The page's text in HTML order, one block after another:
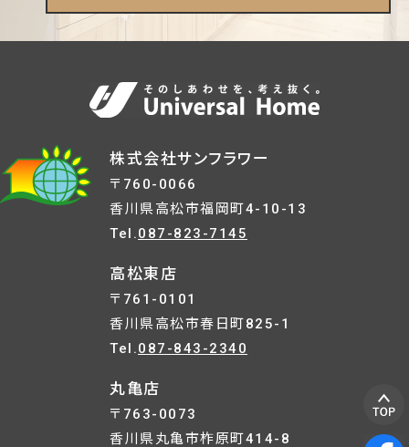
株式会社サンフラワー
〒760-0066
香川県高松市福岡町4-10-13
Tel.087-823-7145
高松東店
〒761-0101
香川県高松市春日町825-1
Tel.087-843-2340
丸亀店
〒763-0073
香川県丸亀市柞原町414-8